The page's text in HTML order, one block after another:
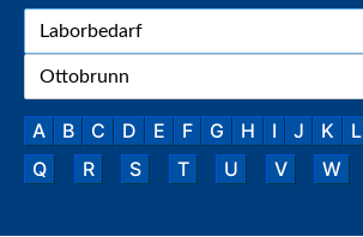
A B C D E F G H I J K L
Q
R S T U V W